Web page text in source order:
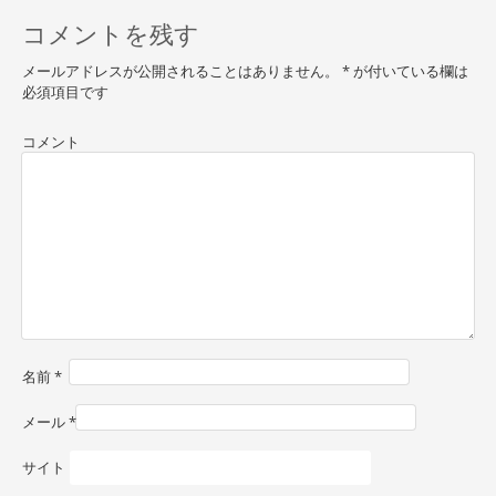
s
t
n
a
v
i
o
n
コメントを残す
メールアドレスが公開されることはありません。 *が付いている欄は
必須項目です
コメント
名前*
メール*
サイト